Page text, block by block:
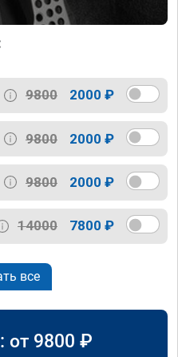
9800 2000 ₽
9800 2000 ₽
9800 2000 ₽
14000 7800 ₽
все
от 9800 ₽